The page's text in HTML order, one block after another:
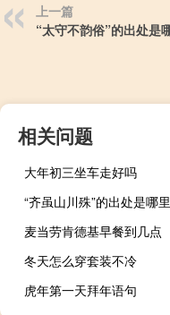
上一篇
“太守不韵俗”的出处是
相关问题
大年初三坐车走好吗
“齐虽山川殊”的出处是哪里
麦当劳肯德基早餐到几点
冬天怎么穿套装不冷
虎年第一天拜年语句